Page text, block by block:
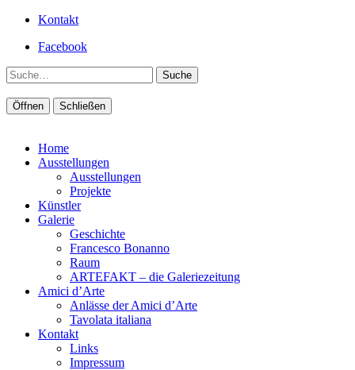
Kontakt
Facebook
Suche
Öffnen Schließen
Home
Ausstellungen
Ausstellungen
Projekte
Künstler
Galerie
Geschichte
Francesco Bonanno
Raum
ARTEFAKT – die Galeriezeitung
Amici d’Arte
Anlässe der Amici d’Arte
Tavolata italiana
Kontakt
Links
Impressum